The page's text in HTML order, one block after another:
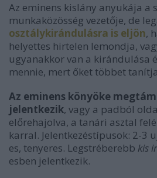
Az eminens kislány anyukája a
munkaközösség vezetője, de
osztálykirándulásra is eljön,
helyettes hirtelen lemondja,
ugyanakkor van a kirándulása
mennie, mert őket többet
Az eminens könyöke
jelentkezik, vagy a padból
előrehajolva, a tanári asztal
karral. Jelentkezéstípusok: 2-3
es, tenyeres. Legstréberebb kis
esben jelentkezik.